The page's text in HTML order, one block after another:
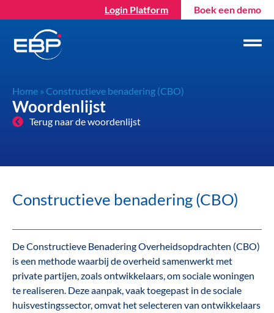
Login Platform Boek een demo
Home » Constructieve benadering (CBO)
Woordenlijst
Terug naar de woordenlijst
Constructieve benadering (CBO)
De Constructieve Benadering Overheidsopdrachten (CBO)
is een methode waarbij de overheid samenwerkt met
private partijen, zoals ontwikkelaars, om sociale woningen
te realiseren. Deze aanpak, vaak toegepast in de sociale
huisvestingssector, omvat het selecteren van ontwikkelaars